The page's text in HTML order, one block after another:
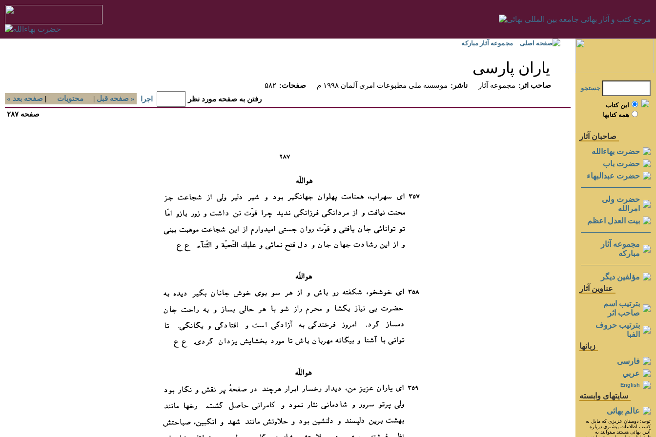
صفحه اصلی مجموعه آثار مبارکه
ياران پارسى
۵۸۲ :صفحات موسسه ملی مطبوعات امری آلمان ۱۹۹۸ م :ناشر مجموعه آثار
:صاحب اثر
« صفحه بعد | محتويات | صفحه قبل » رفتن به صفحه مورد نظر
اجرا
جستجو
اين کتاب
همه کتابها
صاحبان آثار
حضرت بهاءالله
حضرت باب
حضرت عبدالبهاء
حضرت ولی
امرالله
بيت العدل اعظم
مجموعه آثار
مباركه
مؤلفين ديگر
عناوين آثار
بترتيب اسم
صاحب اثر
بترتيب حروف
الفبا
زبانها
فارسی
عربي
English
سايتهای وابسته
عالم بهائی
توجه: دوستان عزيزى كه مايل به
كسب اطلاعات بيشترى درباره
آئين بهائى هستند ميتوانند به